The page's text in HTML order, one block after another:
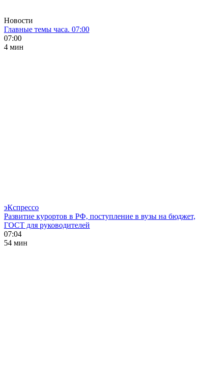
Новости
Главные темы часа. 07:00
07:00
4 мин
эКспрессо
Развитие курортов в РФ, поступление в вузы на бюджет,
ГОСТ для руководителей
07:04
54 мин